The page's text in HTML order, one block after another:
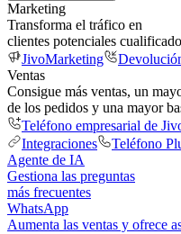
Marketing
Transforma el tráfico en
clientes potenciales
JivoMarketing
Ventas
Consigue más ventas, un
de los pedidos y una mayor
Teléfono empresarial de
Integraciones
Teléfono
Agente de IA
Gestiona las preguntas
más frecuentes
WhatsApp
Aumenta las ventas y ofrece